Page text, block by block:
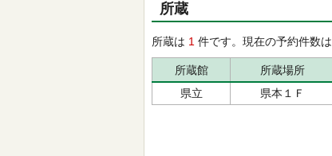
所蔵
所蔵は 1 件です。現在の予約件数は
所蔵館 所蔵場所
県立
県本１Ｆ